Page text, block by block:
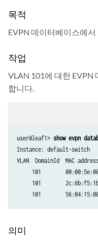
10.1.255.12
10.1.255.14
ESI:
Local interface:
Number of remote PEs
Remote-PE
10.1.255.12
Designated
Backup forwarder:
Last designated
  Router-ID: 10.1.255.11
Source VTEP interface
SMET Forwarding:
목적
EVPN 데이터베이스에
작업
VLAN 101에 대한 EVPN
합니다.
user@leaf1> show evpn
Instance: default-switch
VLAN  DomainId  MAC
101
101
101
의미